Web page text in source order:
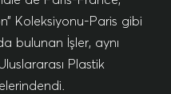
Koleksiyonu-Paris gibi
bulunan İşler, aynı
Plastik